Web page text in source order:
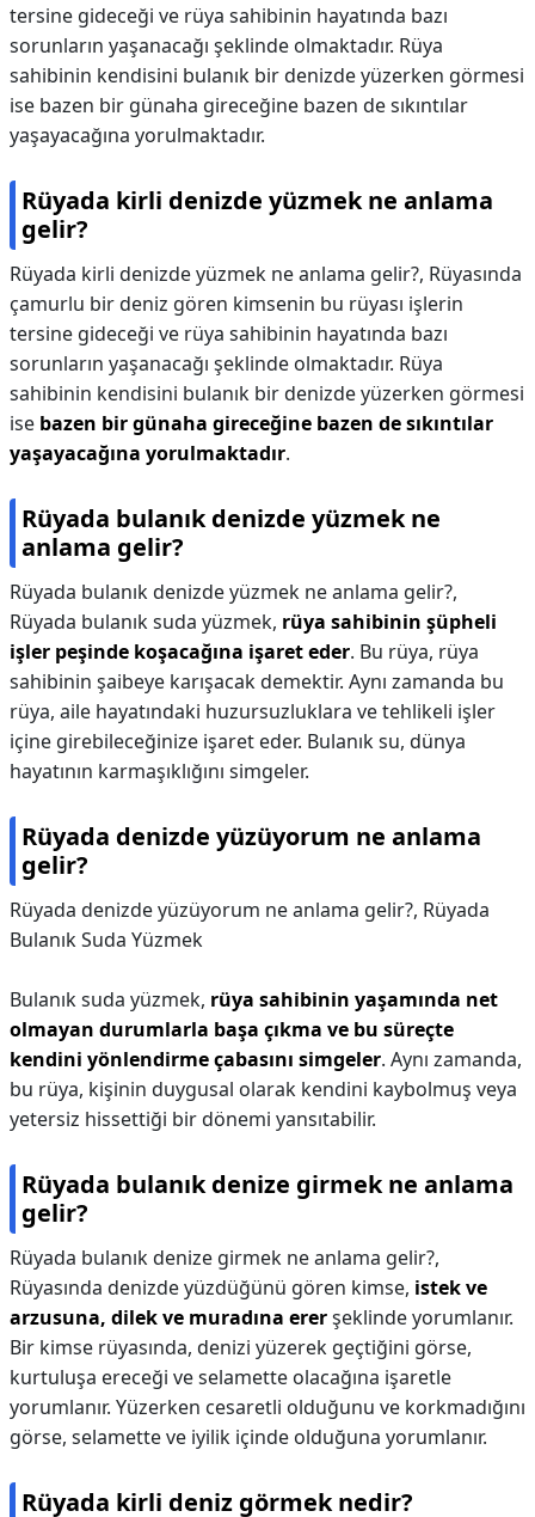
tersine gideceği ve rüya sahibinin hayatında bazı
sorunların yaşanacağı şeklinde olmaktadır. Rüya
sahibinin kendisini bulanık bir denizde yüzerken görmesi
ise bazen bir günaha gireceğine bazen de sıkıntılar
yaşayacağına yorulmaktadır.
Rüyada kirli denizde yüzmek ne anlama
gelir?
Rüyada kirli denizde yüzmek ne anlama gelir?, Rüyasında
çamurlu bir deniz gören kimsenin bu rüyası işlerin
tersine gideceği ve rüya sahibinin hayatında bazı
sorunların yaşanacağı şeklinde olmaktadır. Rüya
sahibinin kendisini bulanık bir denizde yüzerken görmesi
ise bazen bir günaha gireceğine bazen de sıkıntılar
yaşayacağına yorulmaktadır.
Rüyada bulanık denizde yüzmek ne
anlama gelir?
Rüyada bulanık denizde yüzmek ne anlama gelir?,
Rüyada bulanık suda yüzmek, rüya sahibinin şüpheli
işler peşinde koşacağına işaret eder. Bu rüya, rüya
sahibinin şaibeye karışacak demektir. Aynı zamanda bu
rüya, aile hayatındaki huzursuzluklara ve tehlikeli işler
içine girebileceğinize işaret eder. Bulanık su, dünya
hayatının karmaşıklığını simgeler.
Rüyada denizde yüzüyorum ne anlama
gelir?
Rüyada denizde yüzüyorum ne anlama gelir?, Rüyada
Bulanık Suda Yüzmek
Bulanık suda yüzmek, rüya sahibinin yaşamında net
olmayan durumlarla başa çıkma ve bu süreçte
kendini yönlendirme çabasını simgeler. Aynı zamanda,
bu rüya, kişinin duygusal olarak kendini kaybolmuş veya
yetersiz hissettiği bir dönemi yansıtabilir.
Rüyada bulanık denize girmek ne anlama
gelir?
Rüyada bulanık denize girmek ne anlama gelir?,
Rüyasında denizde yüzdüğünü gören kimse, istek ve
arzusuna, dilek ve muradına ererşeklinde yorumlanır.
Bir kimse rüyasında, denizi yüzerek geçtiğini görse,
kurtuluşa ereceği ve selamette olacağına işaretle
yorumlanır. Yüzerken cesaretli olduğunu ve korkmadığını
görse, selamette ve iyilik içinde olduğuna yorumlanır.
Rüyada kirli deniz görmek nedir?